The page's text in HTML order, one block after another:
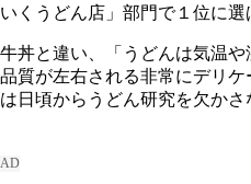
いくうどん店」部門で１位に選
牛丼と違い、「うどんは気温
品質が左右される非常にデリ
は日頃からうどん研究を欠かさ